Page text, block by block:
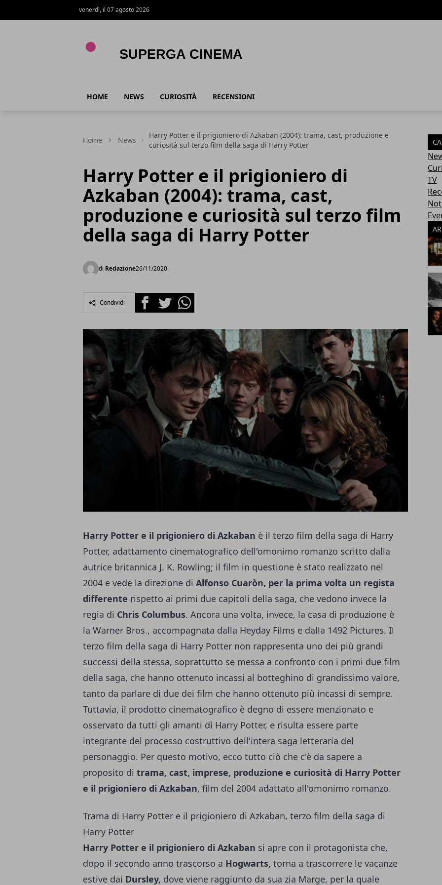
venerdì, il 07 agosto 2026
HOME NEWS CURIOSITÀ RECENSIONI
Home News
Harry Potter e il prigioniero di Azkaban (2004): trama, cast, produzione e
curiosità sul terzo film della saga di Harry Potter
Harry Potter e il prigioniero di
Azkaban (2004): trama, cast,
produzione e curiosità sul terzo film
della saga di Harry Potter
di Redazione26/11/2020
Condividi FacebookTwitterWhatsapp
Harry Potter e il prigioniero di Azkaban è il terzo film della saga di Harry
Potter, adattamento cinematografico dell'omonimo romanzo scritto dalla
autrice britannica J. K. Rowling; il film in questione è stato realizzato nel
2004 e vede la direzione di Alfonso Cuaròn, per la prima volta un regista
differente rispetto ai primi due capitoli della saga, che vedono invece la
regia di Chris Columbus. Ancora una volta, invece, la casa di produzione è
la Warner Bros., accompagnata dalla Heyday Films e dalla 1492 Pictures. Il
terzo film della saga di Harry Potter non rappresenta uno dei più grandi
successi della stessa, soprattutto se messa a confronto con i primi due film
della saga, che hanno ottenuto incassi al botteghino di grandissimo valore,
tanto da parlare di due dei film che hanno ottenuto più incassi di sempre.
Tuttavia, il prodotto cinematografico è degno di essere menzionato e
osservato da tutti gli amanti di Harry Potter, e risulta essere parte
integrante del processo costruttivo dell'intera saga letteraria del
personaggio. Per questo motivo, ecco tutto ciò che c'è da sapere a
proposito di trama, cast, imprese, produzione e curiosità di Harry Potter
e il prigioniero di Azkaban, film del 2004 adattato all'omonimo romanzo.
Trama di Harry Potter e il prigioniero di Azkaban, terzo film della saga di
Harry Potter
Harry Potter e il prigioniero di Azkaban si apre con il protagonista che,
dopo il secondo anno trascorso a Hogwarts, torna a trascorrere le vacanze
estive dai Dursley, dove viene raggiunto da sua zia Marge, per la quale
TV